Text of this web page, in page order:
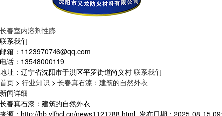
长春室内溶剂性膨
联系我们
邮箱： 1123970746@qq.com
电话： 13548000119
地址： 辽宁省沈阳市于洪区平罗街道尚义村 联系我们
首页 > 行业知识 > 长春真石漆：建筑的自然外衣
新闻详细
长春真石漆：建筑的自然外衣
来源：http://hb.ylfhcl.cn/news1121788.html 发布日期：2025-08-15